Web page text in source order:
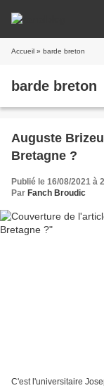
Accueil » barde breton
barde breton
Auguste
Bretagne ?
Publié le 16/08/2021 à
Par Fanch Broudic
C'est l'universitaire